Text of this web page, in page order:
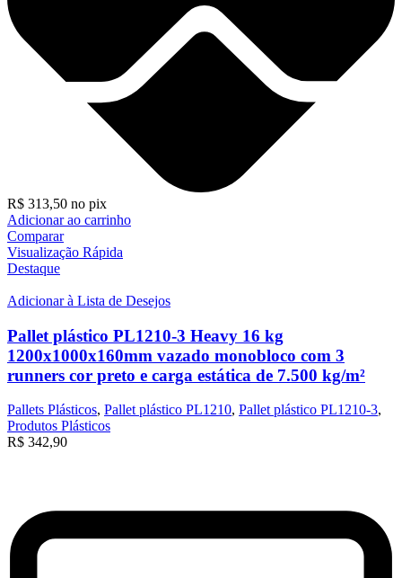
R$ 313,50 no pix
Adicionar ao carrinho
Comparar
Visualização Rápida
Destaque
Adicionar à Lista de Desejos
Pallet plástico PL1210-3 Heavy 16 kg
1200x1000x160mm vazado monobloco com 3
runners cor preto e carga estática de 7.500 kg/m²
Pallets Plásticos, Pallet plástico PL1210, Pallet plástico PL1210-3,
Produtos Plásticos
R$ 342,90